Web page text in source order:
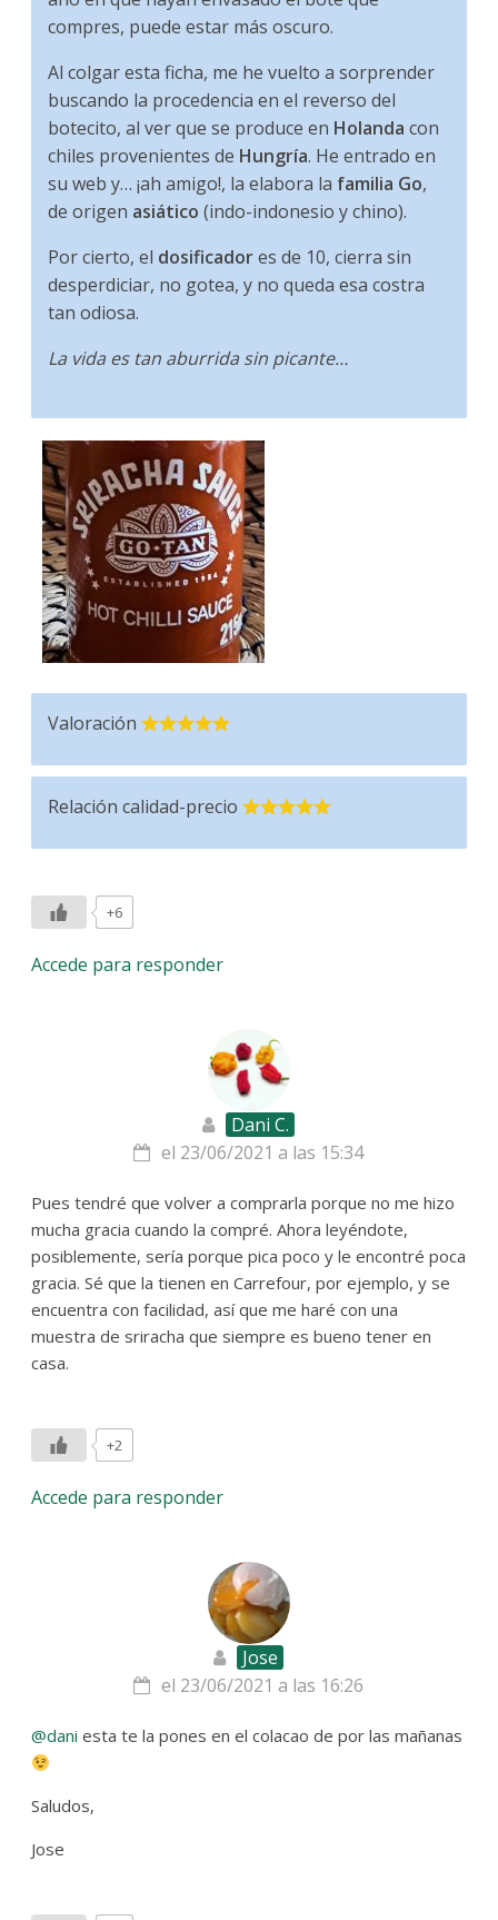
compres, puede estar más oscuro.
Al colgar esta ficha, me he vuelto a sorprender
buscando la procedencia en el reverso del
botecito, al ver que se produce en Holanda con
chiles provenientes de Hungría. He entrado en
su web y… ¡ah amigo!, la elabora la familia Go,
de origen asiático (indo-indonesio y chino).
Por cierto, el dosificadores de 10, cierra sin
desperdiciar, no gotea, y no queda esa costra
tan odiosa.
La vida es tan aburrida sin picante…
Valoración
Relación calidad-precio
+6
Accede para responder
Dani C.
el 23/06/2021 a las 15:34
Pues tendré que volver a comprarla porque no me hizo
mucha gracia cuando la compré. Ahora leyéndote,
posiblemente, sería porque pica poco y le encontré poca
gracia. Sé que la tienen en Carrefour, por ejemplo, y se
encuentra con facilidad, así que me haré con una
muestra de sriracha que siempre es bueno tener en
casa.
+2
Accede para responder
Jose
el 23/06/2021 a las 16:26
@dani esta te la pones en el colacao de por las mañanas
Saludos,
Jose